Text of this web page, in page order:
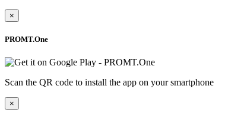
×
PROMT.One
Scan the QR code to install the app on your smartphone
×